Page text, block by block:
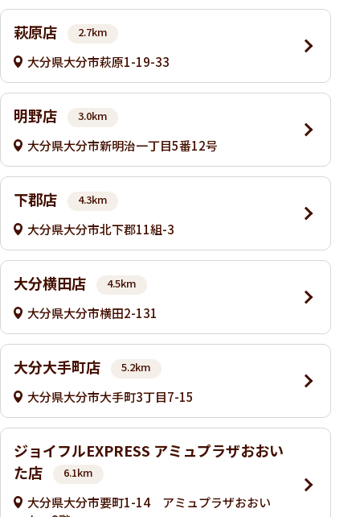
萩原店 2.7km
大分県大分市萩原1-19-33
明野店 3.0km
大分県大分市新明治一丁目5番12号
下郡店 4.3km
大分県大分市北下郡11組-3
大分横田店 4.5km
大分県大分市横田2-131
大分大手町店 5.2km
大分県大分市大手町3丁目7-15
ジョイフルEXPRESS アミュプラザおおい
た店
6.1km
大分県大分市要町1-14 アミュプラザおおい